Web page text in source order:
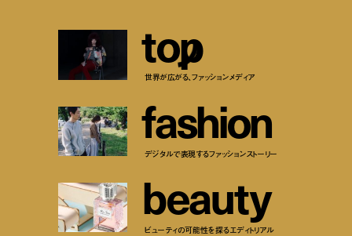
top
世界が広がる、ファッションメディア
fashion
デジタルで表現するファッションストーリー
beauty
ビューティの可能性を探るエディトリアル